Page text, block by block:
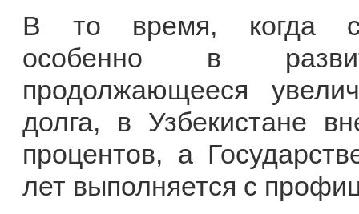
В то время, когда
особенно в
продолжающееся
долга, в Узбекистане
процентов, а
лет выполняется с